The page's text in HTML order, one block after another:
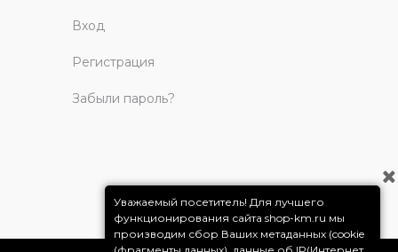
Вход
Регистрация
Забыли пароль?
Уважаемый посетитель! Для лучшего
функционирования сайта shop-km.ru мы
производим сбор Ваших метаданных (cookie